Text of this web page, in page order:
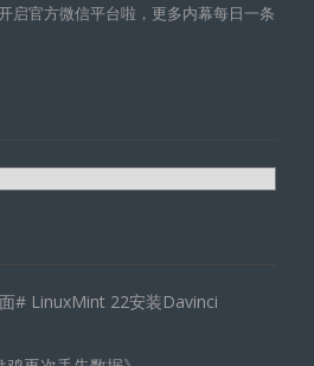
启官方微信平台啦，更多内幕每日一条
# LinuxMint 22安装Davinci